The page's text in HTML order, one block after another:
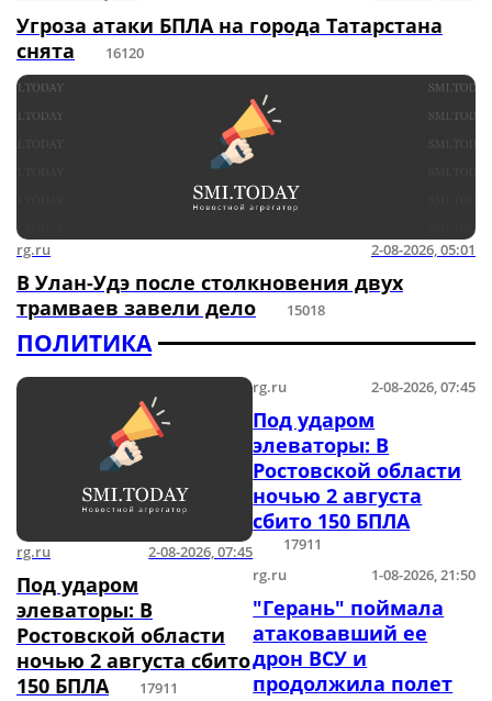
Угроза атаки БПЛА на города Татарстана
снята
16120
rg.ru 2-08-2026, 05:01
В Улан-Удэ после столкновения двух
трамваев завели дело
15018
ПОЛИТИКА
rg.ru 2-08-2026, 07:45
Под ударом
элеваторы: В
Ростовской области
ночью 2 августа сбито
150 БПЛА
17911
rg.ru 2-08-2026, 07:45
Под ударом
элеваторы: В
Ростовской области
ночью 2 августа
сбито 150 БПЛА
17911
rg.ru
1-08-2026, 21:50
"Герань" поймала
атаковавший ее
дрон ВСУ и
продолжила полет